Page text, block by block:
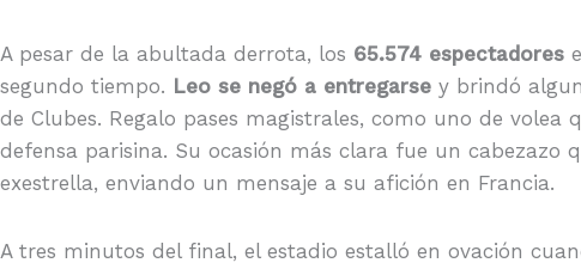
A pesar de la abultada derrota, los 65.574 espectadores
segundo tiempo. Leo se negó a entregarse y brindó
de Clubes. Regalo pases magistrales, como uno de
defensa parisina. Su ocasión más clara fue un cabezazo
exestrella, enviando un mensaje a su afición en Francia.
A tres minutos del final, el estadio estalló en ovación